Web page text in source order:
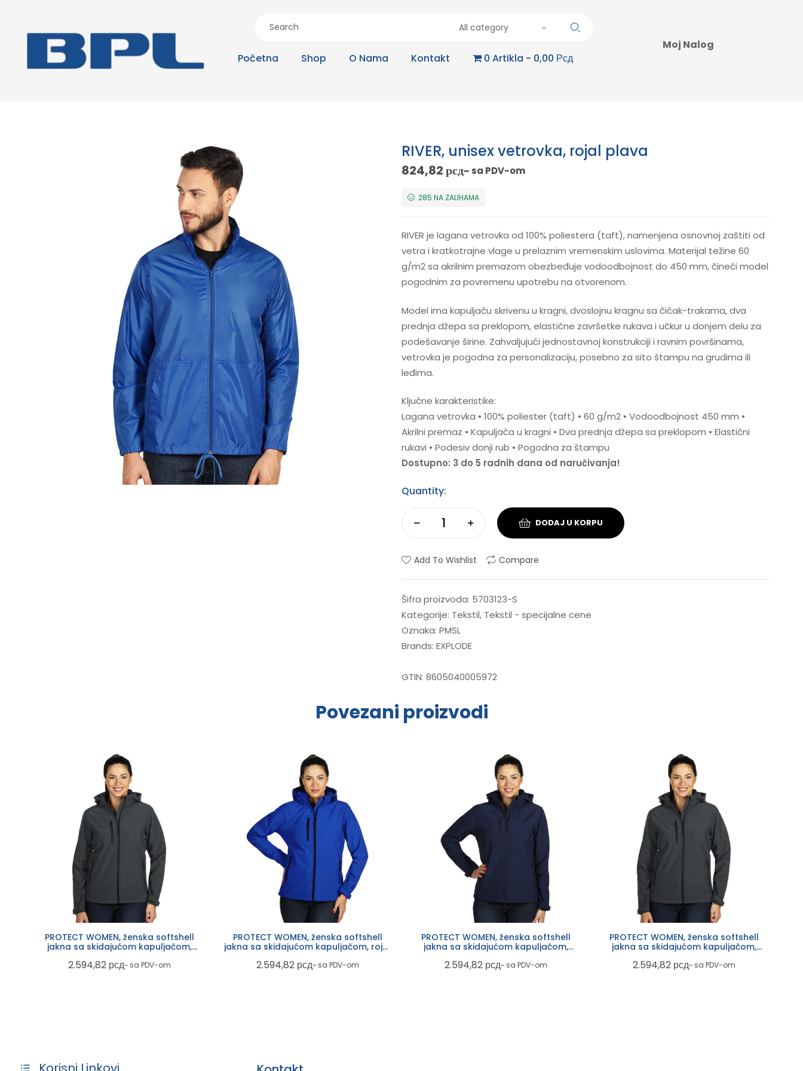
All category
Početna Shop O Nama Kontakt 0 Artikla 0,00 Рсд
Moj Nalog
RIVER, unisex vetrovka, rojal plava
824,82рсд~ sa PDV-om
285 NA ZALIHAMA
RIVER je lagana vetrovka od 100% poliestera (taft), namenjena osnovnoj zaštiti od
vetra i kratkotrajne vlage u prelaznim vremenskim uslovima. Materijal težine 60
g/m2 sa akrilnim premazom obezbeđuje vodoodbojnost do 450 mm, čineći model
pogodnim za povremenu upotrebu na otvorenom.
Model ima kapuljaču skrivenu u kragni, dvoslojnu kragnu sa čičak-trakama, dva
prednja džepa sa preklopom, elastične završetke rukava i učkur u donjem delu za
podešavanje širine. Zahvaljujući jednostavnoj konstrukciji i ravnim površinama,
vetrovka je pogodna za personalizaciju, posebno za sito štampu na grudima ili
leđima.
Ključne karakteristike:
Lagana vetrovka • 100% poliester (taft) • 60 g/m2 • Vodoodbojnost 450 mm •
Akrilni premaz • Kapuljača u kragni • Dva prednja džepa sa preklopom • Elastični
rukavi • Podesiv donji rub • Pogodna za štampu
Dostupno: 3 do 5 radnih dana od naručivanja!
Quantity:
DODAJ U KORPU
Add To Wishlist Compare
Šifra proizvoda: 5703123-S
Kategorije: Tekstil, Tekstil - specijalne cene
Oznaka: PMSL
Brands: EXPLODE
GTIN: 8605040005972
Povezani proizvodi
PROTECT WOMEN, ženska softshell
jakna sa skidajućom kapuljačom,
2.594,82 рсд~ sa PDV-om
PROTECT WOMEN, ženska softshell
jakna sa skidajućom kapuljačom, rojal
2.594,82 рсд~ sa PDV-om
PROTECT WOMEN, ženska softshell
jakna sa skidajućom kapuljačom,
2.594,82 рсд~ sa PDV-om
PROTECT WOMEN, ženska softshell
jakna sa skidajućom kapuljačom,
2.594,82 рсд~ sa PDV-om